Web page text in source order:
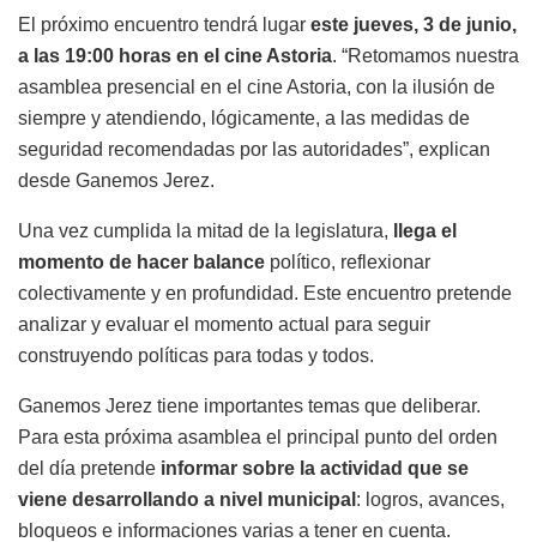
El próximo encuentro tendrá lugar este jueves, 3 de junio,
a las 19:00 horas en el cine Astoria. “Retomamos nuestra
asamblea presencial en el cine Astoria, con la ilusión de
siempre y atendiendo, lógicamente, a las medidas de
seguridad recomendadas por las autoridades”, explican
desde Ganemos Jerez.
Una vez cumplida la mitad de la legislatura,
llega el
momento de hacer balance político, reflexionar
colectivamente y en profundidad. Este encuentro pretende
analizar y evaluar el momento actual para seguir
construyendo políticas para todas y todos.
Ganemos Jerez tiene importantes temas que deliberar.
Para esta próxima asamblea el principal punto del orden
del día pretende informar sobre la actividad que se
viene desarrollando a nivel municipal : logros, avances,
bloqueos e informaciones varias a tener en cuenta.